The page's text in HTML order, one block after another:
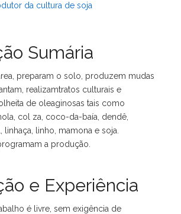
da cultura de soja
Sumária
preparam o solo, produzem mudas
realizamtratos culturais e
de oleaginosas tais como
col za, coco-da-baía, dendê,
linhaça, linho, mamona e soja.
a produção.
e Experiência
é livre, sem exigência de